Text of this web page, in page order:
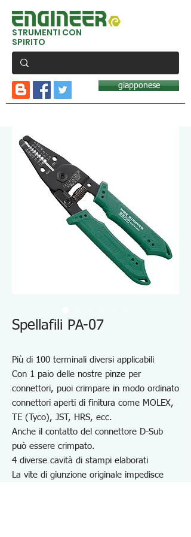
STRUMENTI CON
SPIRITO
giapponese
Spellafili PA-07
Più di 100 terminali diversi applicabili
Con 1 paio delle nostre pinze per
connettori, puoi crimpare in modo ordinato
connettori aperti di finitura come MOLEX,
TE (Tyco), JST, HRS, ecc.
Anche il contatto del connettore D-Sub
può essere crimpato.
4 diverse cavità di stampi elaborati
La vite di giunzione originale impedisce